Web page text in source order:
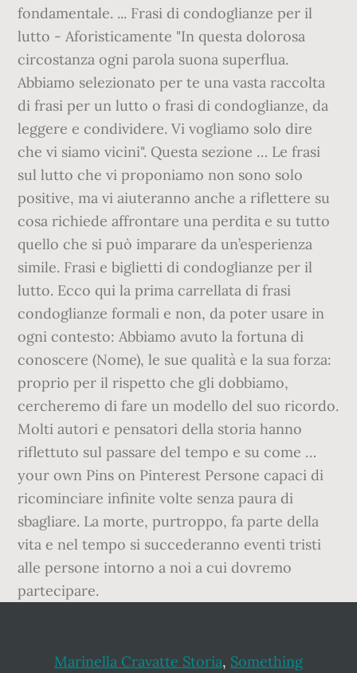
fondamentale. ... Frasi di condoglianze per il
lutto - Aforisticamente "In questa dolorosa
circostanza ogni parola suona superflua.
Abbiamo selezionato per te una vasta raccolta
di frasi per un lutto o frasi di condoglianze, da
leggere e condividere. Vi vogliamo solo dire
che vi siamo vicini". Questa sezione … Le frasi
sul lutto che vi proponiamo non sono solo
positive, ma vi aiuteranno anche a riflettere su
cosa richiede affrontare una perdita e su tutto
quello che si può imparare da un’esperienza
simile. Frasi e biglietti di condoglianze per il
lutto. Ecco qui la prima carrellata di frasi
condoglianze formali e non, da poter usare in
ogni contesto: Abbiamo avuto la fortuna di
conoscere (Nome), le sue qualità e la sua forza:
proprio per il rispetto che gli dobbiamo,
cercheremo di fare un modello del suo ricordo.
Molti autori e pensatori della storia hanno
riflettuto sul passare del tempo e su come …
your own Pins on Pinterest Persone capaci di
ricominciare infinite volte senza paura di
sbagliare. La morte, purtroppo, fa parte della
vita e nel tempo si succederanno eventi tristi
alle persone intorno a noi a cui dovremo
partecipare.
Marinella Cravatte Storia, Something